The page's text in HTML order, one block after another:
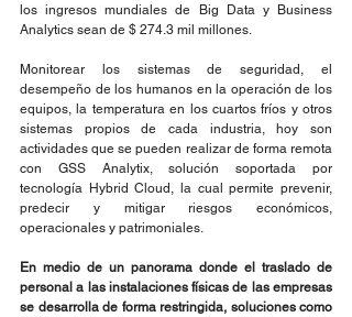
los ingresos mundiales de Big Data y Business
Analytics sean de $ 274.3 mil millones.
Monitorear los sistemas de seguridad, el
desempeño de los humanos en la operación de los
equipos, la temperatura en los cuartos fríos y otros
sistemas propios de cada industria, hoy son
actividades que se pueden realizar de forma remota
con GSS Analytix, solución soportada por
tecnología Hybrid Cloud, la cual permite prevenir,
predecir y mitigar riesgos económicos,
operacionales y patrimoniales.
En medio de un panorama donde el traslado de
personal a las instalaciones físicas de las empresas
se desarrolla de forma restringida, soluciones como